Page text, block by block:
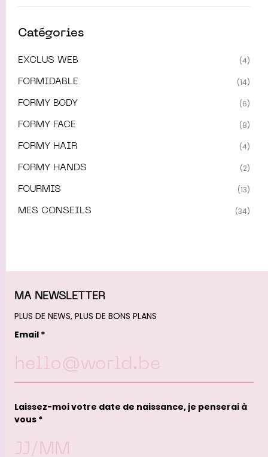
Catégories
EXCLUS WEB (4)
FORMIDABLE (14)
FORMY BODY (6)
FORMY FACE (8)
FORMY HAIR (4)
FORMY HANDS (2)
FOURMIS (13)
MES CONSEILS (34)
MA NEWSLETTER
PLUS DE NEWS, PLUS DE BONS PLANS
Email *
Laissez-moi votre date de naissance, je penserai à
vous *